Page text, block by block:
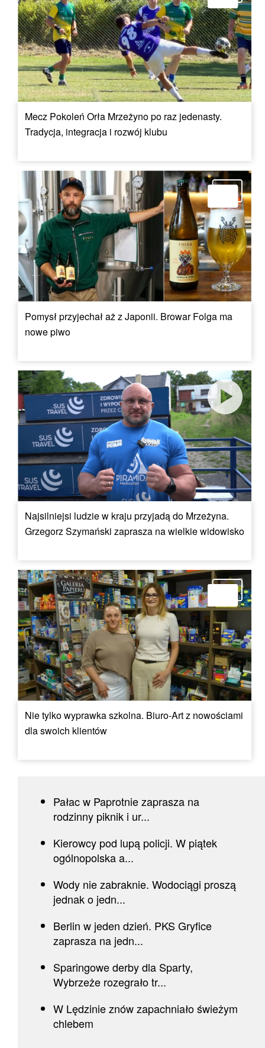
Mecz Pokoleń Orła Mrzeżyno po raz jedenasty.
Tradycja, integracja i rozwój klubu
Pomysł przyjechał aż z Japonii. Browar Folga ma
nowe piwo
Najsilniejsi ludzie w kraju przyjadą do Mrzeżyna.
Grzegorz Szymański zaprasza na wielkie widowisko
Nie tylko wyprawka szkolna. Biuro-Art z nowościami
dla swoich klientów
Pałac w Paprotnie zaprasza na
rodzinny piknik i ur...
Kierowcy pod lupą policji. W piątek
ogólnopolska a...
Wody nie zabraknie. Wodociągi proszą
jednak o jedn...
Berlin w jeden dzień. PKS Gryfice
zaprasza na jedn...
Sparingowe derby dla Sparty,
Wybrzeże rozegrało tr...
W Lędzinie znów zapachniało świeżym
chlebem